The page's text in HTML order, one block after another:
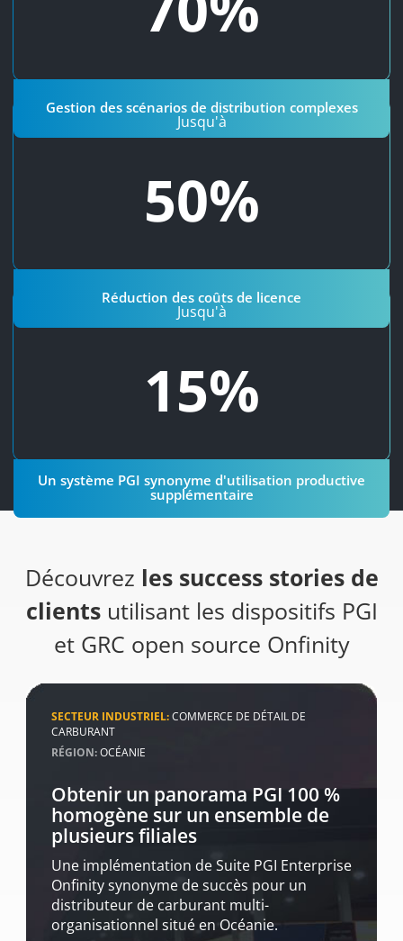
Gestion des scénarios de distribution complexes
jusqu'à quatre ans, Onfinity vous propose un délai moyen
de mise en œuvre compris entre une et deux années.
Jusqu'à
50%
Réduction des coûts de licence
Réduction des coûts de licence
concurrents. Plus d'info
ici
.
Jusqu'à
15%
Un système PGI synonyme d'utilisation productive
supplémentaire
Un système PGI synonyme d'utilisation productive
supplémentaire
Le délai d'implémentation du dispositif PGI Onfinity étant
raccourci, nos clients disposent donc d'une utilisation
productive de PGI supplémentaire estimée à 10-15 % et
par là même, d'un retour sur investissement maximal.
Découvrez les success stories de
clientsutilisant les dispositifs PGI
et GRC open source Onfinity
SECTEUR INDUSTRIEL:COMMERCE DE DÉTAIL DE
CARBURANT
RÉGION:OCÉANIE
Obtenir un panorama PGI 100 %
homogène sur un ensemble de
plusieurs filiales
Une implémentation de Suite PGI Enterprise
Onfinity synonyme de succès pour un
distributeur de carburant multi-
organisationnel situé en Océanie.